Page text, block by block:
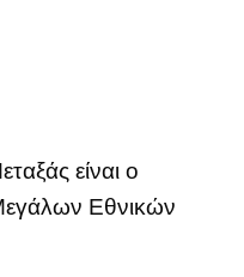
είναι ο
Εθνικών